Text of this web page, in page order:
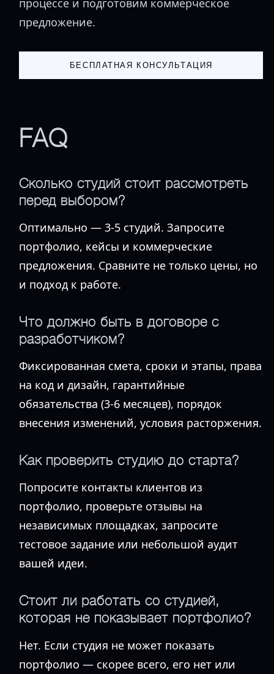
процессе и подготовим коммерческое
предложение.
БЕСПЛАТНАЯ КОНСУЛЬТАЦИЯ
FAQ
Сколько студий стоит рассмотреть
перед выбором?
Оптимально — 3-5 студий. Запросите
портфолио, кейсы и коммерческие
предложения. Сравните не только цены, но
и подход к работе.
Что должно быть в договоре с
разработчиком?
Фиксированная смета, сроки и этапы, права
на код и дизайн, гарантийные
обязательства (3-6 месяцев), порядок
внесения изменений, условия расторжения.
Как проверить студию до старта?
Попросите контакты клиентов из
портфолио, проверьте отзывы на
независимых площадках, запросите
тестовое задание или небольшой аудит
вашей идеи.
Стоит ли работать со студией,
которая не показывает портфолио?
Нет. Если студия не может показать
портфолио — скорее всего, его нет или